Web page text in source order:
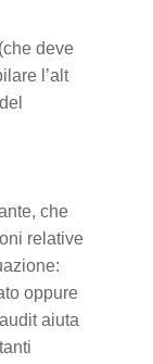
deve
l’alt
che
relative
oppure
aiuta